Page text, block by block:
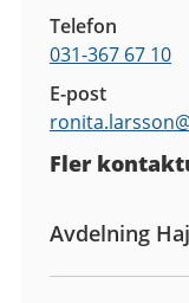
Telefon
031-367 67 10
E-post
Fler
Avdelning